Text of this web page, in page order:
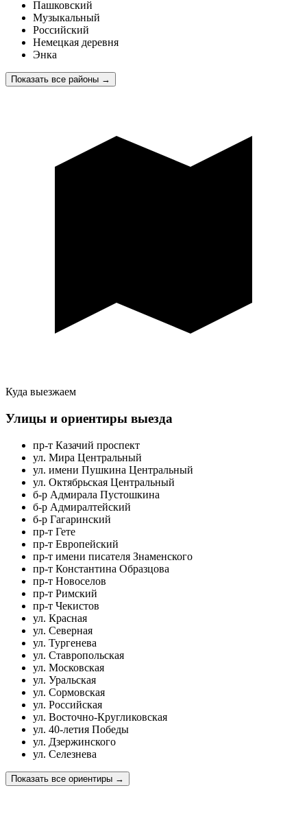
Пашковский
Музыкальный
Российский
Немецкая деревня
Энка
Показать все районы →
Куда выезжаем
Улицы и ориентиры выезда
пр-т Казачий проспект
ул. Мира Центральный
ул. имени Пушкина Центральный
ул. Октябрьская Центральный
б-р Адмирала Пустошкина
б-р Адмиралтейский
б-р Гагаринский
пр-т Гете
пр-т Европейский
пр-т имени писателя Знаменского
пр-т Константина Образцова
пр-т Новоселов
пр-т Римский
пр-т Чекистов
ул. Красная
ул. Северная
ул. Тургенева
ул. Ставропольская
ул. Московская
ул. Уральская
ул. Сормовская
ул. Российская
ул. Восточно-Кругликовская
ул. 40-летия Победы
ул. Дзержинского
ул. Селезнева
Показать все ориентиры →